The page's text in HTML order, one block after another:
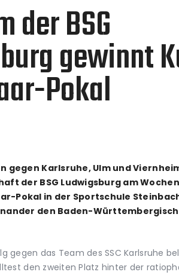
der BSG
gewinnt
Pokal
gegen Karlsruhe, Ulm und
der BSG Ludwigsburg am
Pokal in der Sportschule
den Baden-
gegen das Team des SSC Karlsruhe
den zweiten Platz hinter der